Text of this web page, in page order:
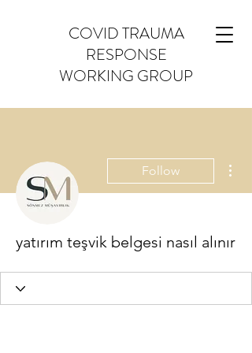
COVID TRAUMA
RESPONSE
WORKING GROUP
Follow
yatırım teşvik belgesi nasıl alınır